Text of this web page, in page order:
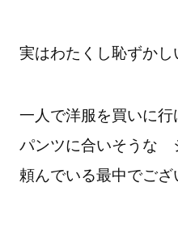
実はわたくし恥ずかし
一人で洋服を買いに
パンツに合いそうな
頼んでいる最中でござ